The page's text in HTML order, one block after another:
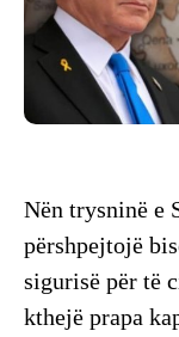
Nën trysninë e
përshpejtojë
sigurisë për të
kthejë prapa